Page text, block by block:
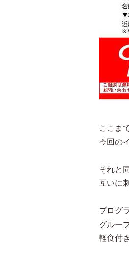
ここま
今回の
それと
互いに
プログ
グルー
軽食付